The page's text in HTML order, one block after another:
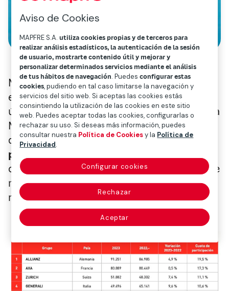
Mapfre se encuentra entre las 15 principales
entidades aseguradoras de Europa, según la
última edición del ranking anual que elabora
Mapfre Economics, el servicio de Estudios
de Mapfre. En concreto,ha escalado tres
puestos hasta la sexta posición
clasificación del negocio total, la misma que
mantiene si se tiene en cuenta sólo el
negocio de No Vida.
Aviso de Cookies
MAPFRE S.A.utiliza cookies propias y de terceros para
realizar análisis estadísticos, la autenticación de la sesión
de usuario, mostrarte contenido útil y mejorar y
personalizar determinados servicios mediante el análisis
de tus hábitos de navegación. Puedesconfigurar estas
cookies, pudiendo en tal caso limitarse la navegación y
servicios del sitio web. Si aceptas las cookies estás
consintiendo la utilización de las cookies en este sitio
web. Puedes aceptar todas las cookies, configurarlas o
rechazar su uso. Si deseas más información, puedes
consultar nuestra Política de Cookiesy la Política de
Privacidad.
Configurar cookies
Rechazar
Aceptar